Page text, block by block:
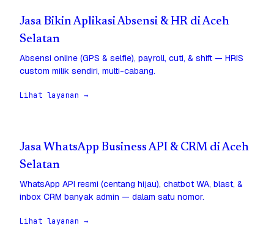
Jasa Bikin Aplikasi Absensi & HR di Aceh
Selatan
Absensi online (GPS & selfie), payroll, cuti, & shift — HRIS
custom milik sendiri, multi-cabang.
Lihat layanan →
Jasa WhatsApp Business API & CRM di Aceh
Selatan
WhatsApp API resmi (centang hijau), chatbot WA, blast, &
inbox CRM banyak admin — dalam satu nomor.
Lihat layanan →